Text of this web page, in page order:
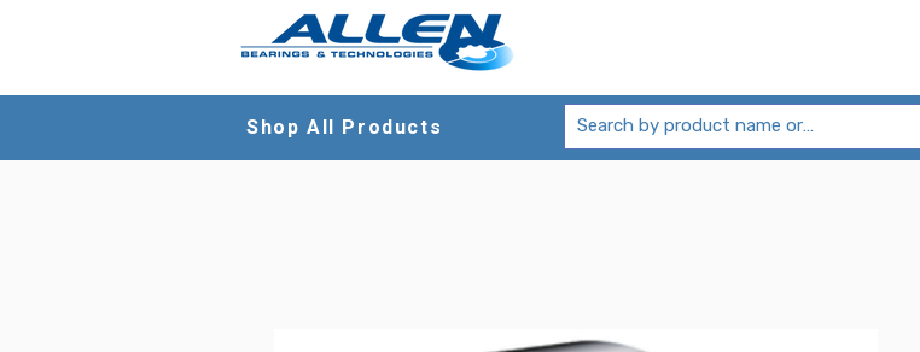
Shop All Products